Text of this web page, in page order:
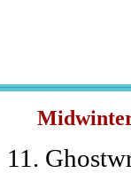
11.